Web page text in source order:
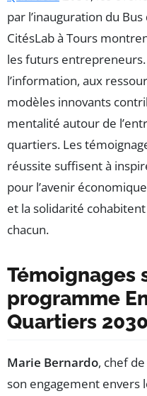
par l’inauguration du
CitésLab à Tours
les futurs entrepreneurs.
l’information, aux
modèles innovants
mentalité autour de
quartiers. Les
réussite suffisent à
pour l’avenir
et la solidarité
chacun.
Témoignages
programme
Quartiers
Marie Bernardo, chef
son engagement envers